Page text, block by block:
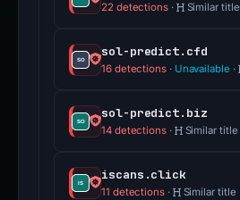
22 detections· Similar title
sol-predict.cfd
16 detections· Unavailable ·
sol-predict.biz
14 detections· Similar title
iscans.click
11 detections· Similar title